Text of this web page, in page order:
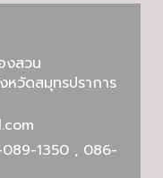
งสวน
ดสมุทรปราการ
1350 , 086-